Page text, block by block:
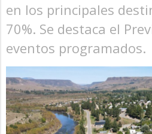
en los principales
70%. Se destaca el
eventos programados.